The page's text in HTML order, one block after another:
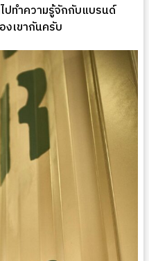
ปทำความรู้จักกับแบรนด์
งเขากันครับ